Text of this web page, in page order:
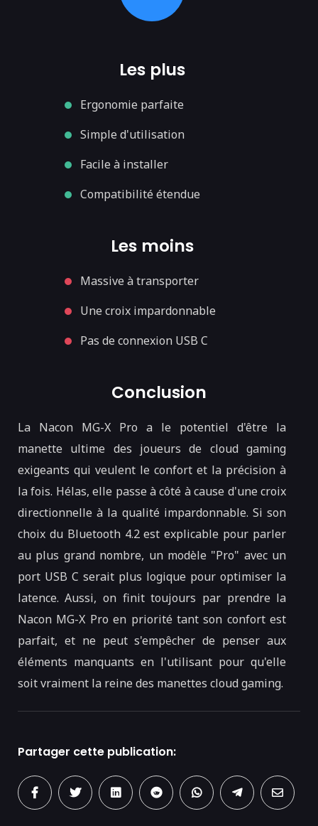
Les plus
Ergonomie parfaite
Simple d'utilisation
Facile à installer
Compatibilité étendue
Les moins
Massive à transporter
Une croix impardonnable
Pas de connexion USB C
Conclusion
La Nacon MG-X Pro a le potentiel d'être la
manette ultime des joueurs de cloud gaming
exigeants qui veulent le confort et la précision à
la fois. Hélas, elle passe à côté à cause d'une croix
directionnelle à la qualité impardonnable. Si son
choix du Bluetooth 4.2 est explicable pour parler
au plus grand nombre, un modèle "Pro" avec un
port USB C serait plus logique pour optimiser la
latence. Aussi, on finit toujours par prendre la
Nacon MG-X Pro en priorité tant son confort est
parfait, et ne peut s'empêcher de penser aux
éléments manquants en l'utilisant pour qu'elle
soit vraiment la reine des manettes cloud gaming.
Partager cette publication: